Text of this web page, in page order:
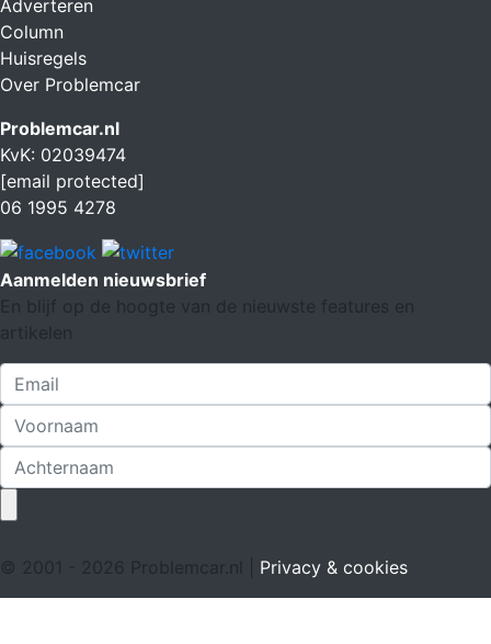
Adverteren
Column
Huisregels
Over Problemcar
Problemcar.nl
KvK: 02039474
[email protected]
06 1995 4278
Aanmelden nieuwsbrief
En blijf op de hoogte van de nieuwste features en
artikelen
© 2001 - 2026 Problemcar.nl | Privacy & cookies